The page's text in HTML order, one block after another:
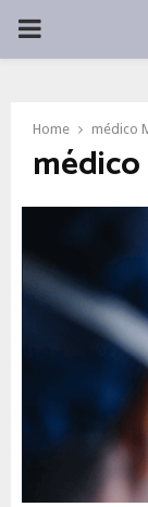
PRIMARY
Home médico